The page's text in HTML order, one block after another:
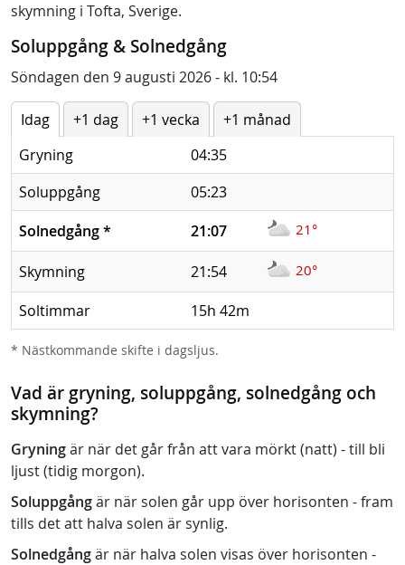
skymning i Tofta, Sverige.
Soluppgång & Solnedgång
Söndagen den 9 augusti 2026 - kl. 10:54
Idag +1 dag +1 vecka
+1 månad
Gryning
04:35
Soluppgång
05:23
Solnedgång* 21:07 21°
Skymning 21:54 20°
Soltimmar 15h 42m
* Nästkommande skifte i dagsljus.
Vad är gryning, soluppgång, solnedgång och
skymning?
Gryningär när det går från att vara mörkt (natt) - till bli
ljust (tidig morgon).
Soluppgångär när solen går upp över horisonten - fram
tills det att halva solen är synlig.
Solnedgångär när halva solen visas över horisonten -